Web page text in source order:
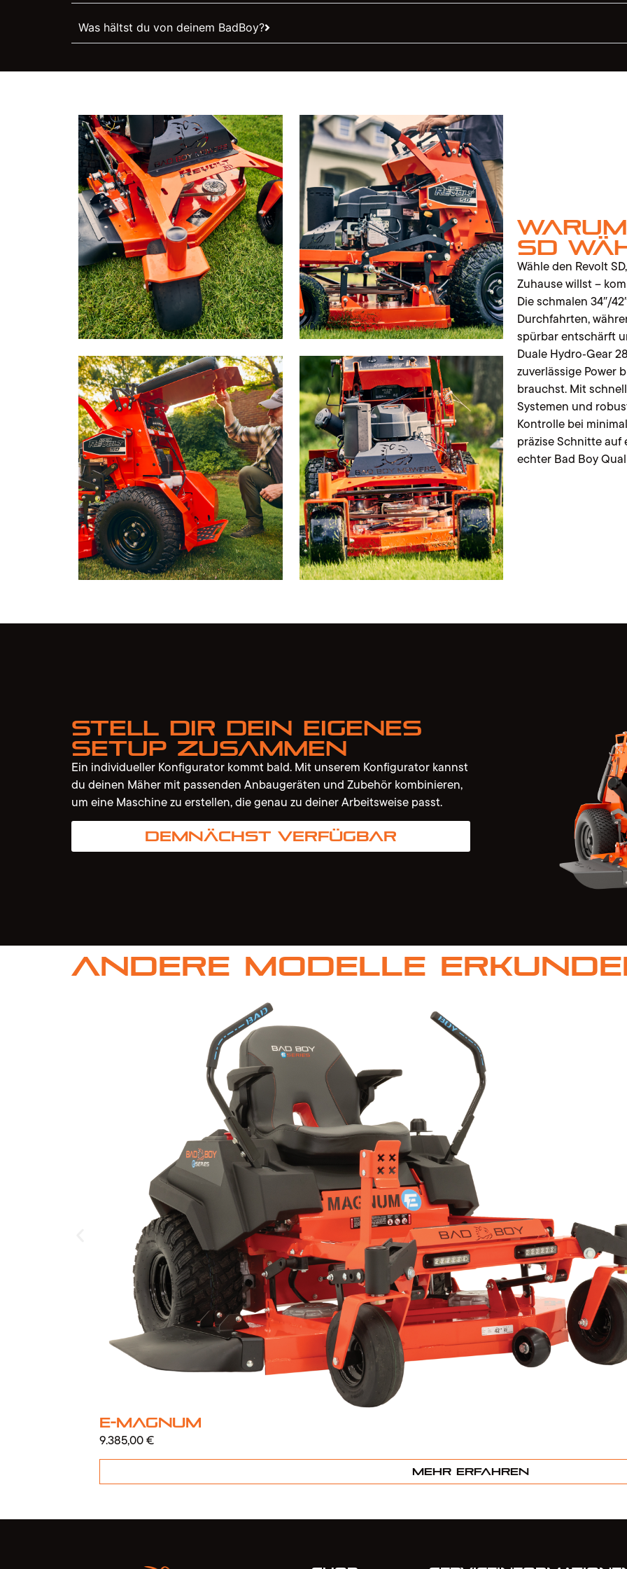
Was hältst du von deinem BadBoy?
SD
Wähle den Revolt
Zuhause willst –
Die schmalen 34″/
Durchfahrten,
spürbar entschärft
Duale Hydro‑Gear
zuverlässige Power
brauchst. Mit
Systemen und
Kontrolle bei
präzise Schnitte auf
echter Bad Boy
Stell dir dein eigenes
Setup zusammen
Ein individueller Konfigurator kommt bald. Mit unserem Konfigurator kannst
du deinen Mäher mit passenden Anbaugeräten und Zubehör kombinieren,
um eine Maschine zu erstellen, die genau zu deiner Arbeitsweise passt.
Demnächst verfügbar
Andere Modelle
E-Magnum
9.385,00€
Mehr erfahren